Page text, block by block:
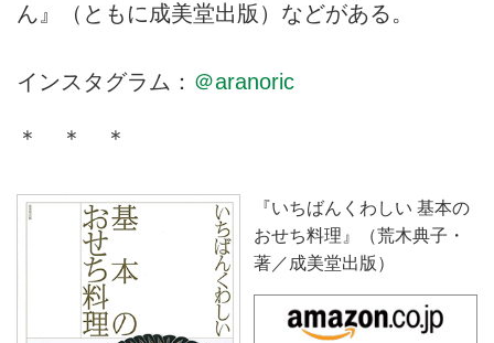
ん』（ともに成美堂出版）などがある。
インスタグラム： ＠aranoric
＊ ＊ ＊
『いちばんくわしい 基本の
おせち料理』（荒木典子・
著／成美堂出版）